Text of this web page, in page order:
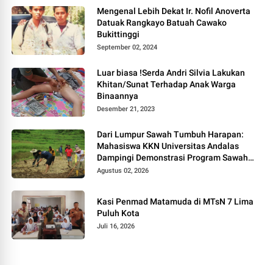
Mengenal Lebih Dekat Ir. Nofil Anoverta
Datuak Rangkayo Batuah Cawako
Bukittinggi
September 02, 2024
Luar biasa !Serda Andri Silvia Lakukan
Khitan/Sunat Terhadap Anak Warga
Binaannya
Desember 21, 2023
Dari Lumpur Sawah Tumbuh Harapan:
Mahasiswa KKN Universitas Andalas
Dampingi Demonstrasi Program Sawah
Pokok Murah di Jorong Bayua
Agustus 02, 2026
Kasi Penmad Matamuda di MTsN 7 Lima
Puluh Kota
Juli 16, 2026